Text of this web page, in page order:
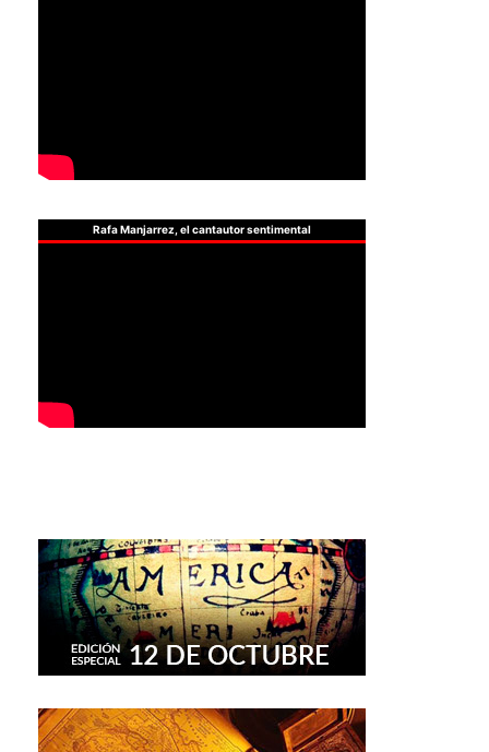
Rafa Manjarrez, el cantautor sentimental